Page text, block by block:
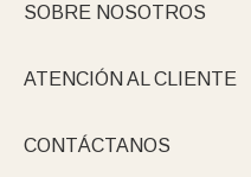
SOBRE NOSOTROS
ATENCIÓN AL CLIENTE
CONTÁCTANOS